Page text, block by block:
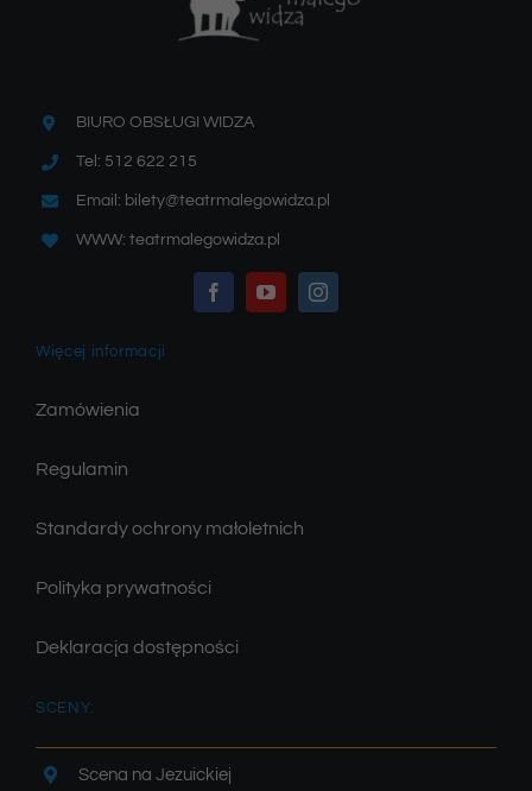
BIURO OBSŁUGI WIDZA
Tel: 512 622 215
Email: bilety@teatrmalegowidza.pl
WWW: teatrmalegowidza.pl
Więcej informacji
Zamówienia
Regulamin
Standardy ochrony małoletnich
Polityka prywatności
Deklaracja dostępności
SCENY:
Scena na Jezuickiej